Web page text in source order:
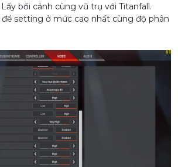
bối cảnh cùng vũ trụ với Titanfall.
để setting ở mức cao nhất cùng độ phân